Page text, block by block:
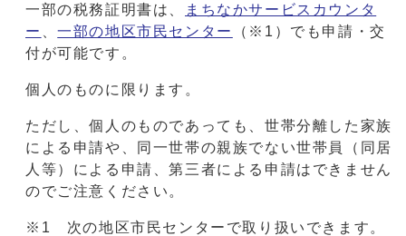
一部の税務証明書は、
まちなかサービスカウンタ
ー
、一部の地区市民センター
（※1）でも申請・交
付が可能です。
個人のものに限ります。
ただし、個人のものであっても、世帯分離した家族
による申請や、同一世帯の親族でない世帯員（同居
人等）による申請、第三者による申請はできません
のでご注意ください。
※1 次の地区市民センターで取り扱いできます。